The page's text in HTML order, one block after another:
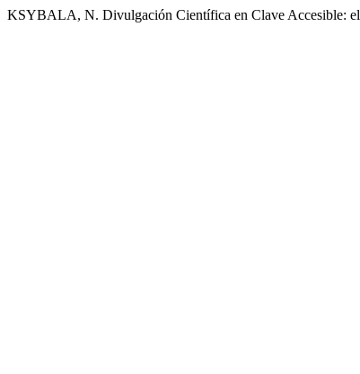
KSYBALA, N. Divulgación Científica en Clave Accesible: el